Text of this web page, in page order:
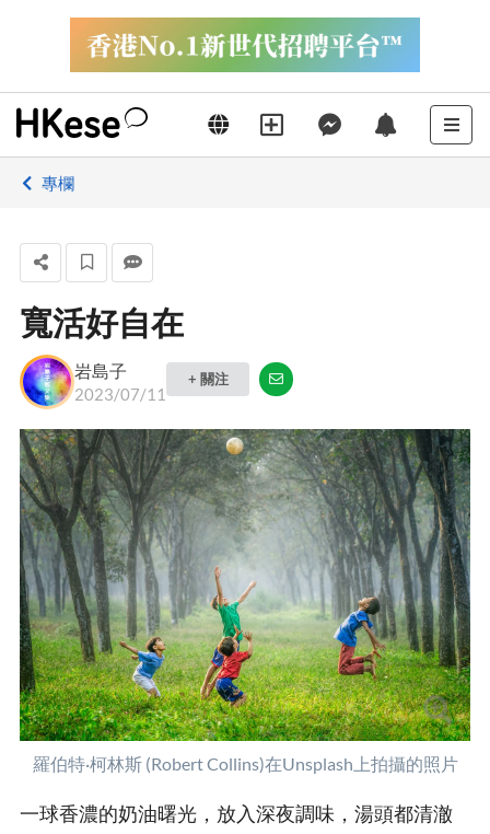
專欄
寬活好自在
岩島子
2023/07/11
+ 關注
羅伯特·柯林斯 (Robert Collins)在Unsplash上拍攝的照片
一球香濃的奶油曙光，放入深夜調味，湯頭都清澈